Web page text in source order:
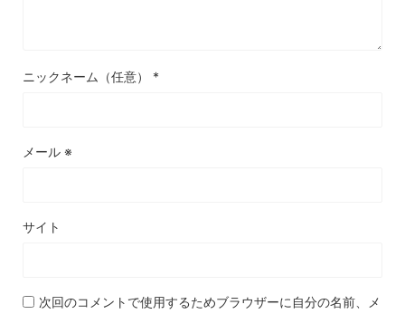
ニックネーム（任意） *
メール ※
サイト
次回のコメントで使用するためブラウザーに自分の名前、メ